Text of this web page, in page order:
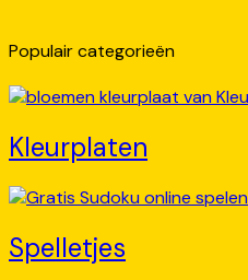
Populair categorieën
Kleurplaten
Spelletjes